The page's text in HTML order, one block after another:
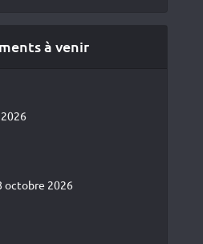
à venir
octobre 2026